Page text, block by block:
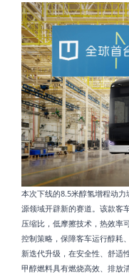
本次下线的8.5米醇氢增程动
源领域开辟新的赛道。该款客
压缩比，低摩擦技术，热效率
控制策略，保障客车运行醇耗
新迭代升级，在安全性、舒适
甲醇燃料具有燃烧高效、排放